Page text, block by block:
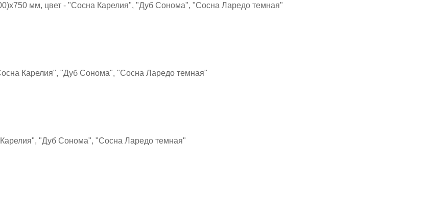
мм, цвет - "Сосна Карелия", "Дуб Сонома", "Сосна Ларедо темная"
Карелия", "Дуб Сонома", "Сосна Ларедо темная"
"Дуб Сонома", "Сосна Ларедо темная"